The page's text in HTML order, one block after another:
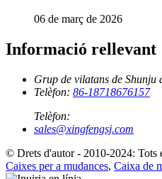
06 de març de 2026
Informació rellevant
Grup de vilatans de
Telèfon: 86-18718676157
Telèfon:
sales@xingfengsj.com
© Drets d'autor - 2010-2024: Tots
Caixes per a mudances, Caixa de